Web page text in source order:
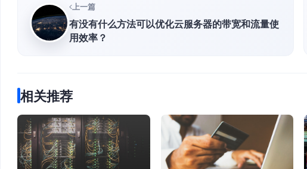
上一篇
有没有什么方法可以优化云服务器的带宽和流量使
用效率？
相关推荐